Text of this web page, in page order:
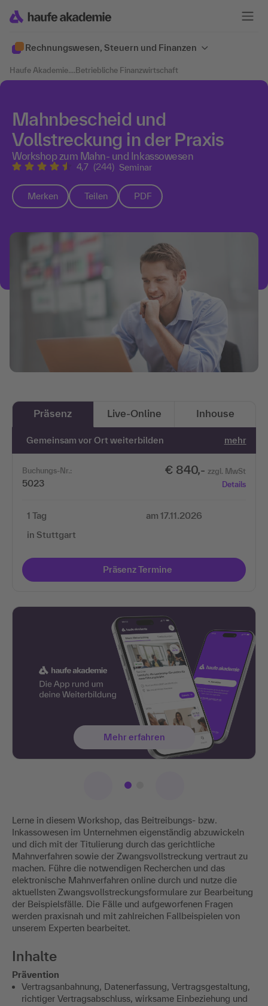
Rechnungswesen, Steuern und Finanzen
Haufe Akademie....Betriebliche Finanzwirtschaft
Mahnbescheid und
Vollstreckung in der Praxis
Workshop zum Mahn- und Inkassowesen
4,7 (244) Seminar
Merken Teilen PDF
Lerne in diesem Workshop, das Beitreibungs- bzw.
Inkassowesen im Unternehmen eigenständig abzuwickeln
und dich mit der Titulierung durch das gerichtliche
Mahnverfahren sowie der Zwangsvollstreckung vertraut zu
machen. Führe die notwendigen Recherchen und das
elektronische Mahnverfahren online durch und nutze die
aktuellsten Zwangsvollstreckungsformulare zur Bearbeitung
der Beispielsfälle. Die Fälle und aufgeworfenen Fragen
werden praxisnah und mit zahlreichen Fallbeispielen von
unserem Experten bearbeitet.
Inhalte
Prävention
Vertragsanbahnung, Datenerfassung, Vertragsgestaltung,
richtiger Vertragsabschluss, wirksame Einbeziehung und
Präsenz Live-Online Inhouse
Gemeinsam vor Ort weiterbilden mehr
Buchungs-Nr.:
5023
€ 840,- zzgl. MwSt
Details
1 Tag
in Stuttgart
am 17.11.2026
Präsenz Termine
Mehr erfahren